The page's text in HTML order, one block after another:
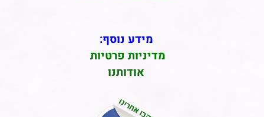
מידע נוסף:
מדיניות פרטיות
אודותנו